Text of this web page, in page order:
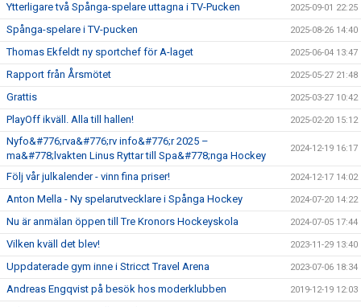
Ytterligare två Spånga-spelare uttagna i TV-Pucken 2025-09-01 22:25
Spånga-spelare i TV-pucken 2025-08-26 14:40
Thomas Ekfeldt ny sportchef för A-laget 2025-06-04 13:47
Rapport från Årsmötet 2025-05-27 21:48
Grattis 2025-03-27 10:42
PlayOff ikväll. Alla till hallen! 2025-02-20 15:12
Nyfo&#776;rva&#776;rv info&#776;r 2025 –
ma&#778;lvakten Linus Ryttar till Spa&#778;nga Hockey
2024-12-19 16:17
Följ vår julkalender - vinn fina priser! 2024-12-17 14:02
Anton Mella - Ny spelarutvecklare i Spånga Hockey 2024-07-20 14:22
Nu är anmälan öppen till Tre Kronors Hockeyskola 2024-07-05 17:44
Vilken kväll det blev! 2023-11-29 13:40
Uppdaterade gym inne i Stricct Travel Arena 2023-07-06 18:34
Andreas Engqvist på besök hos moderklubben 2019-12-19 12:03